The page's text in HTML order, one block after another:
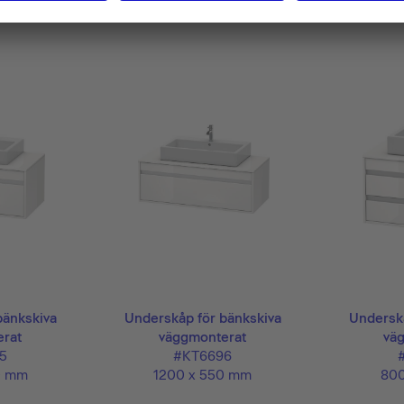
mm
Underskåp för bänkskiva
väggmonterat
#KT6696
1200 x 550 mm